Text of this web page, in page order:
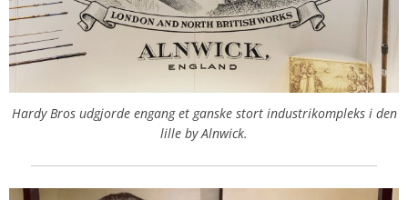
Hardy Bros udgjorde engang et ganske stort industrikompleks i den
lille by Alnwick.